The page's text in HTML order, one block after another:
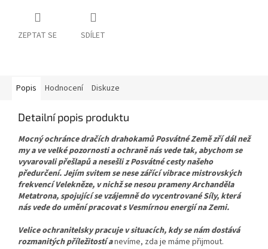
ZEPTAT SE SDÍLET
Popis Hodnocení Diskuze
Detailní popis produktu
Mocný ochránce dračích drahokamů Posvátné Země zří dál než
my a ve velké pozornosti a ochraně nás vede tak, abychom se
vyvarovali přešlapů a nesešli z Posvátné cesty našeho
předurčení. Jejím svitem se nese zářící vibrace mistrovských
frekvencí Velekněze, v nichž se nesou prameny Archanděla
Metatrona, spojující se vzájemně do vycentrované Síly, která
nás vede do umění pracovat s Vesmírnou energií na Zemi.
Velice ochranitelsky pracuje v situacích, kdy se nám dostává
rozmanitých příležitostí anevíme, zda je máme přijmout.